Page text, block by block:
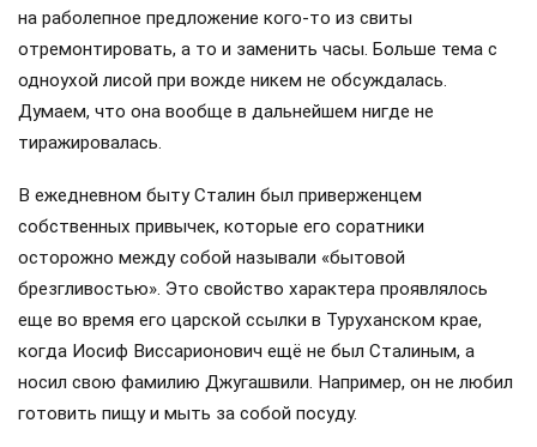
на раболепное предложение кого-то из свиты
отремонтировать, а то и заменить часы. Больше тема с
одноухой лисой при вожде никем не обсуждалась.
Думаем, что она вообще в дальнейшем нигде не
тиражировалась.
В ежедневном быту Сталин был приверженцем
собственных привычек, которые его соратники
осторожно между собой называли «бытовой
брезгливостью». Это свойство характера проявлялось
еще во время его царской ссылки в Туруханском крае,
когда Иосиф Виссарионович ещё не был Сталиным, а
носил свою фамилию Джугашвили. Например, он не любил
готовить пищу и мыть за собой посуду.